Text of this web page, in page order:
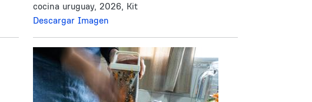
cocina uruguay, 2026, Kit
Descargar Imagen